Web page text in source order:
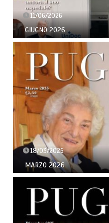
11/06/2026
GIUGNO 2026
18/03/2026
MARZO 2026